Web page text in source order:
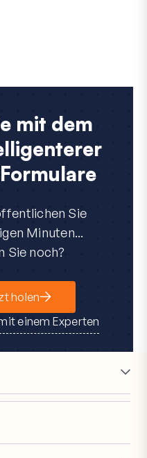
mit dem
Sie
Minuten...
Sie noch?
holen
einem Experten